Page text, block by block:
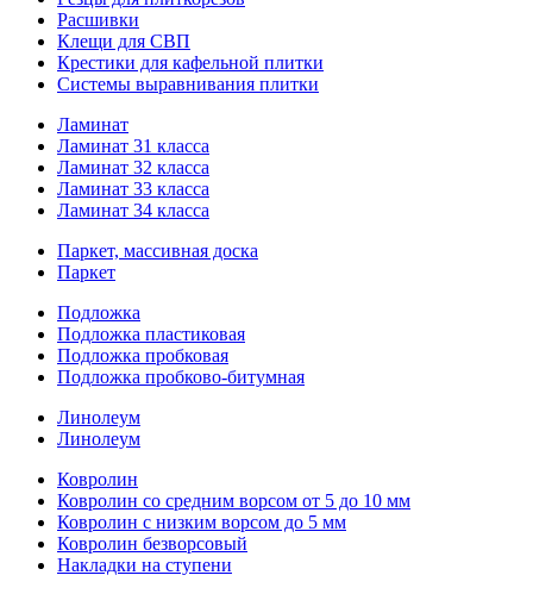
Расшивки
Клещи для СВП
Крестики для кафельной плитки
Системы выравнивания плитки
Ламинат
Ламинат 31 класса
Ламинат 32 класса
Ламинат 33 класса
Ламинат 34 класса
Паркет, массивная доска
Паркет
Подложка
Подложка пластиковая
Подложка пробковая
Подложка пробково-битумная
Линолеум
Линолеум
Ковролин
Ковролин со средним ворсом от 5 до 10 мм
Ковролин с низким ворсом до 5 мм
Ковролин безворсовый
Накладки на ступени